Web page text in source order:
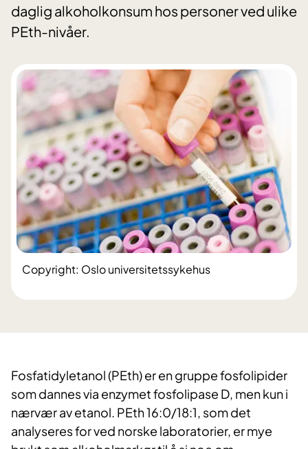
daglig alkoholkonsum hos personer ved ulike
PEth-nivåer.
Copyright: Oslo universitetssykehus
Fosfatidyletanol (PEth) er en gruppe fosfolipider
som dannes via enzymet fosfolipase D, men kun i
nærvær av etanol. PEth 16:0/18:1, som det
analyseres for ved norske laboratorier, er mye